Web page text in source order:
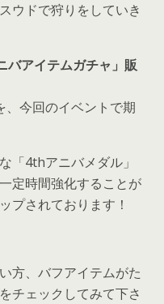
ウドで狩りをしていき
アイテムガチャ」販
、今回のイベントで期
「4thアニバメダル」
定時間強化することが
プされております！
方、バフアイテムがた
チェックしてみて下さ